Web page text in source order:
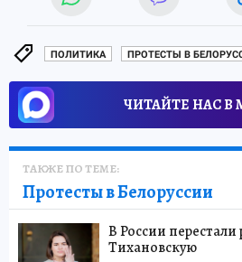
ПОЛИТИКА ПРОТЕСТЫ В
ЧИТАЙТЕ НАС В
ТАКЖЕ ПО ТЕМЕ:
Протесты в Белоруссии
В России перестали
Тихановскую